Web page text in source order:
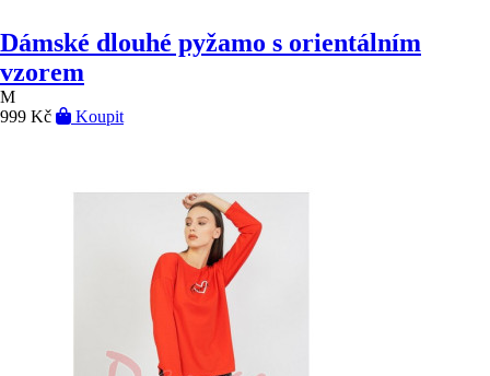
Dámské dlouhé pyžamo s orientálním
vzorem
M
999 Kč
Koupit